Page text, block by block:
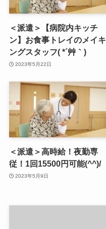
＜派遣＞【病院内キッチ
ン】お食事トレイのメイキ
ングスタッフ( *´艸｀)
2023年5月22日
＜派遣＞高時給！夜勤専
従！1回15500円可能(^^)/
2023年5月9日